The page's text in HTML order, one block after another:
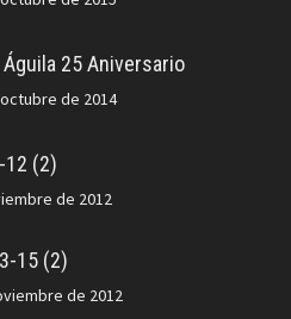
25 Aniversario
de 2014
12 (2)
de 2012
15 (2)
de 2012